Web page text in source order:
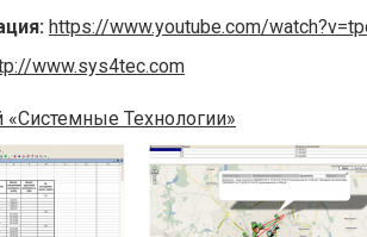
https://www.youtube.com/
www.sys4tec.com
«Системные Технологии»